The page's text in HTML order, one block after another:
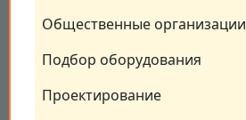
Общественные организации
Подбор оборудования
Проектирование